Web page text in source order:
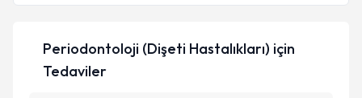
Metni'ni okudum ve kişisel verilerimin belirtilen
kapsamda işlenmesini kabul ediyorum.
Periodontoloji (Dişeti Hastalıkları) için
Tedaviler